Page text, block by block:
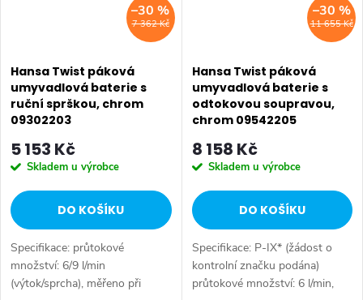
7 362 Kč
–30 %
Hansa Twist páková
umyvadlová baterie s
ruční sprškou, chrom
09302203
5 153 Kč
Skladem u výrobce
DO KOŠÍKU
Specifikace: průtokové
množství: 6/9 l/min
(výtok/sprcha), měřeno při
11 655 Kč
–30 %
Hansa Twist páková
umyvadlová baterie s
odtokovou soupravou,
chrom 09542205
8 158 Kč
Skladem u výrobce
DO KOŠÍKU
Specifikace: P-IX* (žádost o
kontrolní značku podána)
průtokové množství: 6 l/min,